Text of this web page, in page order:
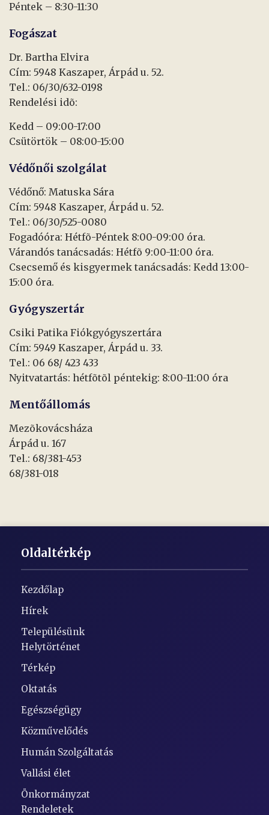
Péntek – 8:30-11:30
Fogászat
Dr. Bartha Elvira
Cím: 5948 Kaszaper, Árpád u. 52.
Tel.: 06/30/632-0198
Rendelési idõ:
Kedd – 09:00-17:00
Csütörtök – 08:00-15:00
Védőnői szolgálat
Védőnő: Matuska Sára
Cím: 5948 Kaszaper, Árpád u. 52.
Tel.: 06/30/525-0080
Fogadóóra: Hétfõ-Péntek 8:00-09:00 óra.
Várandós tanácsadás: Hétfõ 9:00-11:00 óra.
Csecsemő és kisgyermek tanácsadás: Kedd 13:00-
15:00 óra.
Gyógyszertár
Csiki Patika Fiókgyógyszertára
Cím: 5949 Kaszaper, Árpád u. 33.
Tel.: 06 68/ 423 433
Nyitvatartás: hétfõtõl péntekig: 8:00-11:00 óra
Mentőállomás
Mezõkovácsháza
Árpád u. 167
Tel.: 68/381-453
68/381-018
Oldaltérkép
Kezdőlap
Hírek
Településünk
Helytörténet
Térkép
Oktatás
Egészségügy
Közművelődés
Humán Szolgáltatás
Vallási élet
Önkormányzat
Rendeletek